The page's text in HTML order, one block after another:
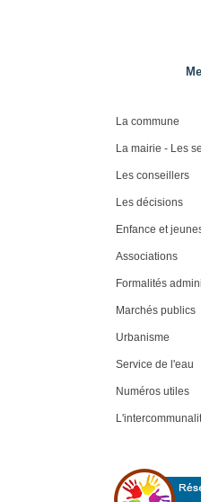
La commune
La mairie - Les
Les conseillers
Les décisions
Enfance et
Associations
Formalités
Marchés publics
Urbanisme
Service de l'eau
Numéros utiles